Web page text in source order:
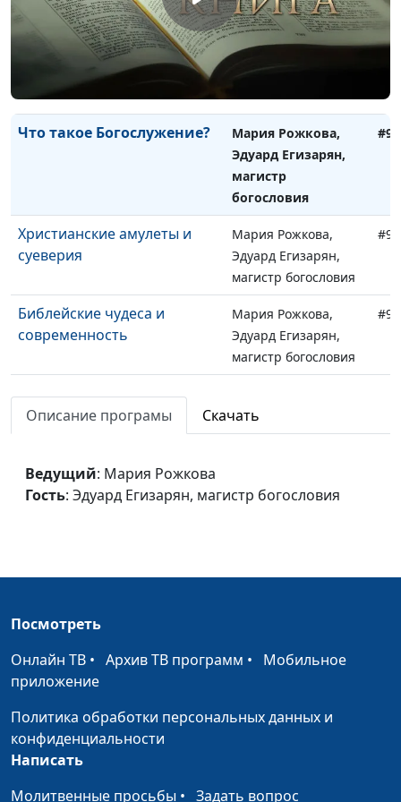
магистр богословия
Какими мы будем в
Мария Рожкова,
Эдуард Егизарян,
магистр богословия
Что такое Богослужение?
Мария Рожкова,
Эдуард Егизарян,
магистр
богословия
Христианские амулеты и
суеверия
Мария Рожкова,
Эдуард Егизарян,
магистр богословия
Библейские чудеса и
современность
Мария Рожкова,
Эдуард Егизарян,
магистр богословия
Что нас ждет после смерти?
Эдуард Егизарян,
магистр богословия
Воскрешение мёртвых
Эдуард Егизарян,
благословения или
Александр
Смирение – путь на небеса
Виталий Синикоп,
священнослужитель
Богатство и бедность – две
Богданенков,
Описание програмы Скачать
Ведущий: Мария Рожкова
Гость: Эдуард Егизарян, магистр богословия
Посмотреть
Онлайн ТВ • Архив ТВ программ • Мобильное
приложение
Политика обработки персональных данных и
конфиденциальности
Написать
Молитвенные просьбы • Задать вопрос